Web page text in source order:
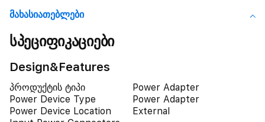
Მახასიათებლები
სპეციფიკაციები
Design&Features
პროდუქტის ტიპი
Power Adapter
Power Device Type
Power Adapter
Power Device Location
External